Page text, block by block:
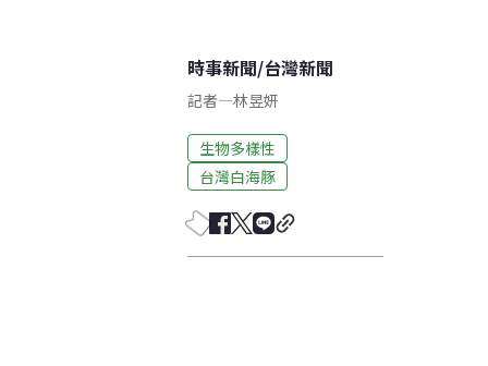
時事新聞/台灣新聞
記者—林昱妍
生物多樣性
台灣白海豚